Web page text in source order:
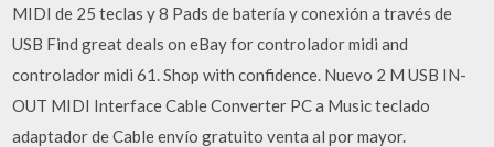
MIDI de 25 teclas y 8 Pads de batería y conexión a través de
USB Find great deals on eBay for controlador midi and
controlador midi 61. Shop with confidence. Nuevo 2 M USB IN-
OUT MIDI Interface Cable Converter PC a Music teclado
adaptador de Cable envío gratuito venta al por mayor.